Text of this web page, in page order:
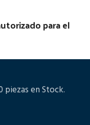
para el
piezas en Stock.